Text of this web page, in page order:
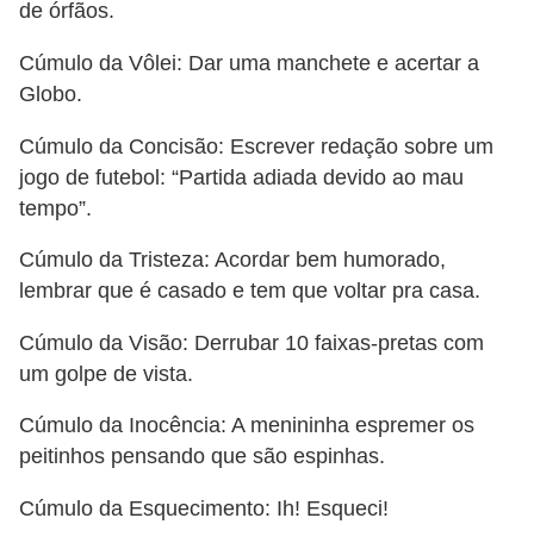
de órfãos.
Cúmulo da Vôlei: Dar uma manchete e acertar a
Globo.
Cúmulo da Concisão: Escrever redação sobre um
jogo de futebol: “Partida adiada devido ao mau
tempo”.
Cúmulo da Tristeza: Acordar bem humorado,
lembrar que é casado e tem que voltar pra casa.
Cúmulo da Visão: Derrubar 10 faixas-pretas com
um golpe de vista.
Cúmulo da Inocência: A menininha espremer os
peitinhos pensando que são espinhas.
Cúmulo da Esquecimento: Ih! Esqueci!